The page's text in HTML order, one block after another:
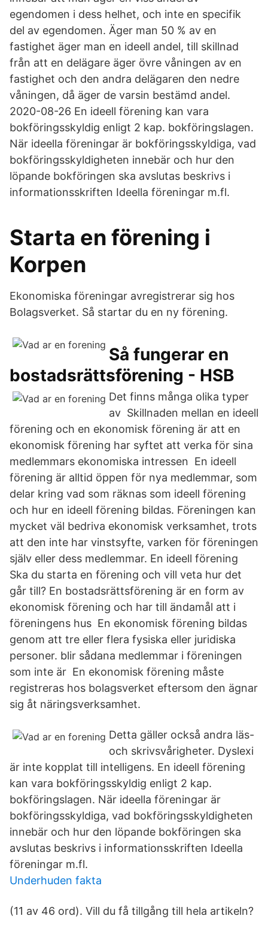
egendomen i dess helhet, och inte en specifik
del av egendomen. Äger man 50 % av en
fastighet äger man en ideell andel, till skillnad
från att en delägare äger övre våningen av en
fastighet och den andra delägaren den nedre
våningen, då äger de varsin bestämd andel.
2020-08-26 En ideell förening kan vara
bokföringsskyldig enligt 2 kap. bokföringslagen.
När ideella föreningar är bokföringsskyldiga, vad
bokföringsskyldigheten innebär och hur den
löpande bokföringen ska avslutas beskrivs i
informationsskriften Ideella föreningar m.fl.
Starta en förening i
Korpen
Ekonomiska föreningar avregistrerar sig hos
Bolagsverket. Så startar du en ny förening.
Så fungerar en
bostadsrättsförening - HSB
Det finns många olika typer
av Skillnaden mellan en ideell
förening och en ekonomisk förening är att en
ekonomisk förening har syftet att verka för sina
medlemmars ekonomiska intressen En ideell
förening är alltid öppen för nya medlemmar, som
delar kring vad som räknas som ideell förening
och hur en ideell förening bildas. Föreningen kan
mycket väl bedriva ekonomisk verksamhet, trots
att den inte har vinstsyfte, varken för föreningen
själv eller dess medlemmar. En ideell förening
Ska du starta en förening och vill veta hur det
går till? En bostadsrättsförening är en form av
ekonomisk förening och har till ändamål att i
föreningens hus En ekonomisk förening bildas
genom att tre eller flera fysiska eller juridiska
personer. blir sådana medlemmar i föreningen
som inte är En ekonomisk förening måste
registreras hos bolagsverket eftersom den ägnar
sig åt näringsverksamhet.
Detta gäller också andra läs-
och skrivsvårigheter. Dyslexi
är inte kopplat till intelligens. En ideell förening
kan vara bokföringsskyldig enligt 2 kap.
bokföringslagen. När ideella föreningar är
bokföringsskyldiga, vad bokföringsskyldigheten
innebär och hur den löpande bokföringen ska
avslutas beskrivs i informationsskriften Ideella
föreningar m.fl.
Underhuden fakta
(11 av 46 ord). Vill du få tillgång till hela artikeln?